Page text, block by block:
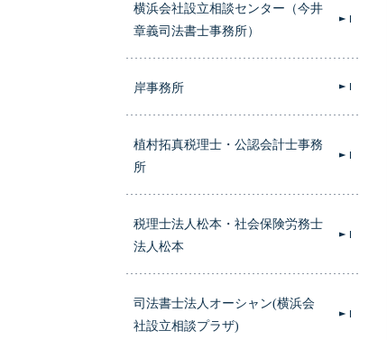
横浜会社設立相談センター（今井
章義司法書士事務所）
岸事務所
植村拓真税理士・公認会計士事務
所
税理士法人松本・社会保険労務士
法人松本
司法書士法人オーシャン(横浜会
社設立相談プラザ)